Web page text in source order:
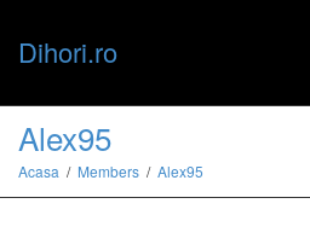
Dihori.ro
Alex95
Acasa Members Alex95